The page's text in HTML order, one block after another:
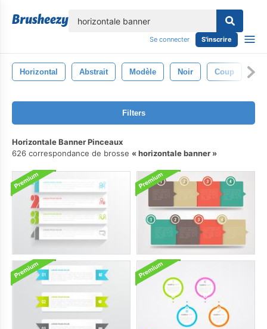
Se connecter S'inscrire
Horizontal Abstrait Modèle Noir Coup
Filters
Horizontale Banner Pinceaux
626 correspondance de brosse
horizontale banner